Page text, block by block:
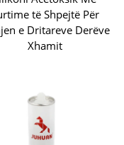
të Shpejtë Për
e Dritareve Derëve
Xhamit